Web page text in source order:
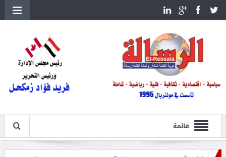
قائمة